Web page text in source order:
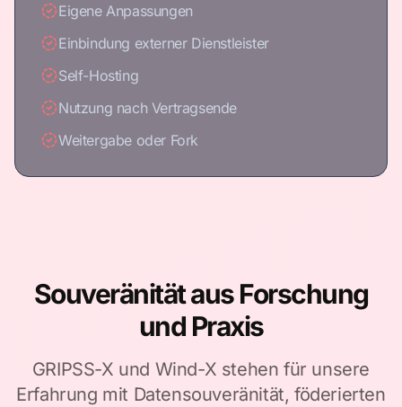
Eigene Anpassungen
Einbindung externer Dienstleister
Self-Hosting
Nutzung nach Vertragsende
Weitergabe oder Fork
Souveränität aus Forschung
und Praxis
GRIPSS-X und Wind-X stehen für unsere
Erfahrung mit Datensouveränität, föderierten